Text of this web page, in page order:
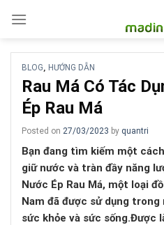
BLOG, HƯỚNG DẪN
Rau Má Có Tác
Ép Rau Má
Posted on 27/03/2023 by quantri
Bạn đang tìm kiếm một
giữ nước và tràn đầy năng
Nước Ép Rau Má, một loại
Nam đã được sử dụng
sức khỏe và sức sống.Được